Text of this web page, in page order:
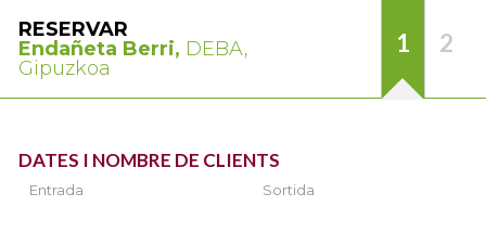
RESERVAR
Endañeta Berri, DEBA,
Gipuzkoa
1 2
DATES I NOMBRE DE CLIENTS
Entrada Sortida